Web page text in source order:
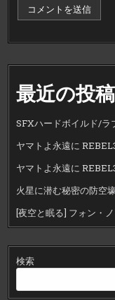
最近の投稿
SFXハードボイルド/ラ
ヤマトよ永遠に
ヤマトよ永遠に
火星に潜む秘密の防空
[夜空と眠る] フォン・
検索